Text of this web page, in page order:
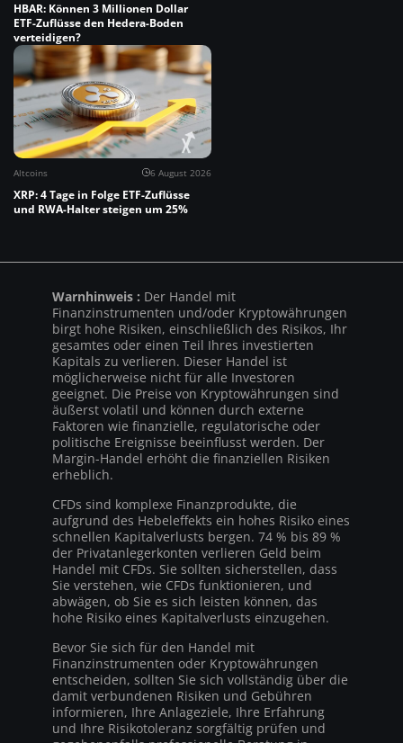
HBAR: Können 3 Millionen Dollar
ETF-Zuflüsse den Hedera-Boden
verteidigen?
Altcoins 6 August 2026
XRP: 4 Tage in Folge ETF-Zuflüsse
und RWA-Halter steigen um 25%
Warnhinweis : Der Handel mit
Finanzinstrumenten und/oder Kryptowährungen
birgt hohe Risiken, einschließlich des Risikos, Ihr
gesamtes oder einen Teil Ihres investierten
Kapitals zu verlieren. Dieser Handel ist
möglicherweise nicht für alle Investoren
geeignet. Die Preise von Kryptowährungen sind
äußerst volatil und können durch externe
Faktoren wie finanzielle, regulatorische oder
politische Ereignisse beeinflusst werden. Der
Margin-Handel erhöht die finanziellen Risiken
erheblich.
CFDs sind komplexe Finanzprodukte, die
aufgrund des Hebeleffekts ein hohes Risiko eines
schnellen Kapitalverlusts bergen. 74 % bis 89 %
der Privatanlegerkonten verlieren Geld beim
Handel mit CFDs. Sie sollten sicherstellen, dass
Sie verstehen, wie CFDs funktionieren, und
abwägen, ob Sie es sich leisten können, das
hohe Risiko eines Kapitalverlusts einzugehen.
Bevor Sie sich für den Handel mit
Finanzinstrumenten oder Kryptowährungen
entscheiden, sollten Sie sich vollständig über die
damit verbundenen Risiken und Gebühren
informieren, Ihre Anlageziele, Ihre Erfahrung
und Ihre Risikotoleranz sorgfältig prüfen und